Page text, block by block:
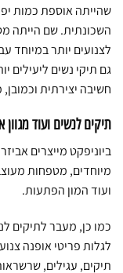
שהייתה אוספת כמות
השכונתית. שם הייתה
לצנועים יותר במיוחד
גם תיקי נשים
חשיבה יצירתית
תיקים לנשים ועוד מגוון
ביוניפקט מייצרים
מיוחדים, מטפחות
ועוד המון הפתעות.
כמו כן, מעבר לתיקים
לגלות פריטי אופנה
תיקים, עגילים,